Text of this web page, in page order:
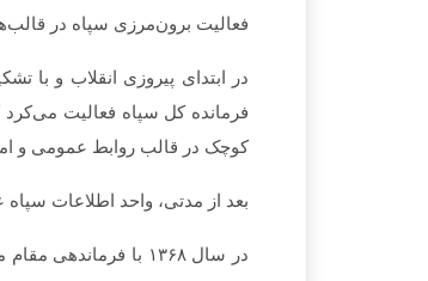
فعالیت برون­‌مرزی سپاه در
در ابتدای پیروزی انقلاب و با
فرمانده کل سپاه فعالیت
کوچک در قالب روابط عمومی و
بعد از مدتی، واحد اطلاعات
در سال ۱۳۶۸ با